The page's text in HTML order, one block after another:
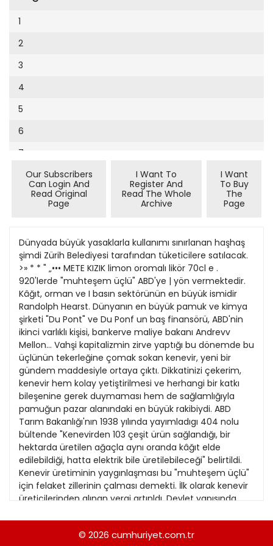
Cumhuriyet Sağlıklı Beslenme
Cumhuriyet Sokak
Cumhuriyet Spor
Cumhuriyet Strateji
Cumhuriyet Tarım
Cumhuriyet Yılbaşı
Çerçeve Eki
Dergi Eki
Ekonomi Eki
Evleniyoruz
Güney Dogu
Kitap Eki
Özel Ekler
Özel Okullar
Sevgililer Günü
Siyaset Eki
Sürdürülebilir yaşam
Turizm Eki
Yerel Yönetimler
1994
1991
1990
1989
1988
1987
1986
1985
1984
1983
1982
1981
1980
9
10
11
12
13
14
15
16
19
20
21
22
23
24
25
26
27
28
29
30
31
1
2
3
4
5
6
7
11
12
13
14
15
16
17
18
19
20
21
22
23
Our Subscribers
Can Login And
Read Original
Page
I Want To
Register And
Read The Whole
Archive
I Want
To Buy
The
Page
Dünyada büyük yasaklarla kullanımı sınırlanan haşhaş
şimdi Zürih Belediyesi tarafından tüketicilere satılacak.
>» * * " „••• METE KIZIK limon oromalı likör 70cl e .
920'lerde "muhteşem üçlü" ABD'ye | yön vermektedir.
Kâğıt, orman ve I basın sektörünün en büyük ismidir
Randolph Hearst. Dünyanın en büyük pamuk ve kimya
şirketi "Du Pont" ve Du Ponf un baş finansörü, ABD'nin
ikinci varlıklı kişisi, bankerve maliye bakanı Andrevv
Mellon... Vahşi kapitalizmin zirve yaptığı bu dönemde bu
üçlünün tekerleğine çomak sokan kenevir, yeni bir
gündem maddesiyle ortaya çıktı. Dikkatinizi çekerim,
kenevir hem kolay yetiştirilmesi ve herhangi bir katkı
bileşenine gerek duymaması hem de sağlamlığıyla
pamuğun pazar alanındaki en büyük rakibiydi. ABD
Tarım Bakanlığı'nın 1938 yılında yayımladıgı 404 nolu
bültende "Kenevirden 103 çeşit ürün sağlandığı, bir
hektarda üretilen ağaçla aynı oranda kâğıt elde
edilebildiği, hatta elektrik bile üretilebileceği" belirtildi.
Kenevir üretiminin yaygınlaşması bu "muhteşem üçlü"
için felaket zillerinin çalması demekti. İlk olarak kenevir
üreticilerinden alınan vergi artınldı. Devlet yapısında
Anslinger getirildi. Aslinger, Mellon'un eşinin kardeşiydi...
ilk iş olarak haşhaş kullanımı ve ekimine ağır vergiler
© 2026 cumhuriyet.com.tr